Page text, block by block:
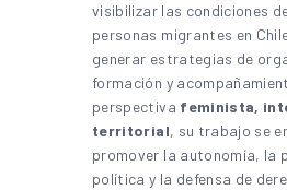
visibilizar las condiciones
personas migrantes en
generar estrategias de
formación y
perspectiva feminista,
territorial, su trabajo se
promover la autonomía, la
política y la defensa de